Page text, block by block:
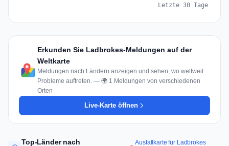
Letzte 30 Tage
Erkunden Sie Ladbrokes-Meldungen auf der
Weltkarte
Meldungen nach Ländern anzeigen und sehen, wo weltweit
Probleme auftreten. — 🌍 1 Meldungen von verschiedenen
Orten
Live-Karte öffnen
Top-Länder nach
Ausfallkarte für Ladbrokes